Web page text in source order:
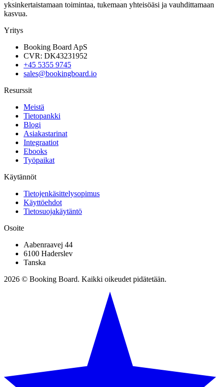
yksinkertaistamaan toimintaa, tukemaan yhteisöäsi ja vauhdittamaan
kasvua.
Yritys
Booking Board ApS
CVR: DK43231952
+45 5355 9745
sales@bookingboard.io
Resurssit
Meistä
Tietopankki
Blogi
Asiakastarinat
Integraatiot
Ebooks
Työpaikat
Käytännöt
Tietojenkäsittelysopimus
Käyttöehdot
Tietosuojakäytäntö
Osoite
Aabenraavej 44
6100 Haderslev
Tanska
2026 © Booking Board. Kaikki oikeudet pidätetään.